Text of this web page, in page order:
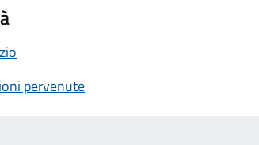
pervenute